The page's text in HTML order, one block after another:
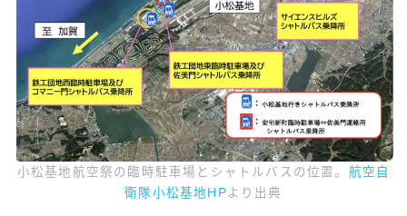
小松基地航空祭の臨時駐車場とシャトルバスの位置。 航空自
衛隊小松基地HP より出典